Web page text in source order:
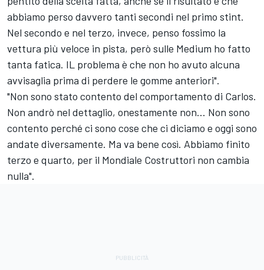
abbiamo perso davvero tanti secondi nel primo stint.
Nel secondo e nel terzo, invece, penso fossimo la
vettura più veloce in pista, però sulle Medium ho fatto
tanta fatica. IL problema è che non ho avuto alcuna
avvisaglia prima di perdere le gomme anteriori".
"Non sono stato contento del comportamento di Carlos.
Non andrò nel dettaglio, onestamente non... Non sono
contento perché ci sono cose che ci diciamo e oggi sono
andate diversamente. Ma va bene così. Abbiamo finito
terzo e quarto, per il Mondiale Costruttori non cambia
nulla".